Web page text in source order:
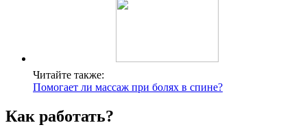
Читайте также:
Помогает ли массаж при болях в спине?
Как работать?